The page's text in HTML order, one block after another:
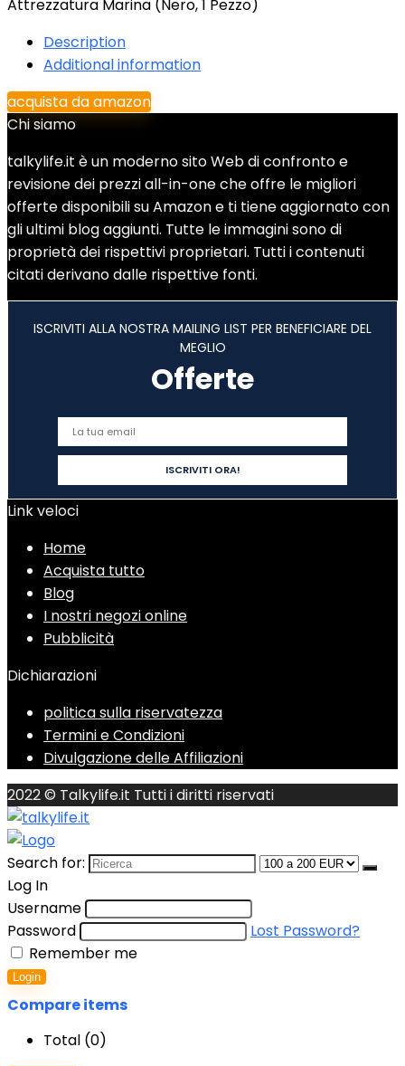
Attrezzatura Marina (Nero, 1 Pezzo)
Description
Additional information
acquista da amazon
Chi siamo
talkylife.it è un moderno sito Web di confronto e
revisione dei prezzi all-in-one che offre le migliori
offerte disponibili su Amazon e ti tiene aggiornato con
gli ultimi blog aggiunti. Tutte le immagini sono di
proprietà dei rispettivi proprietari. Tutti i contenuti
citati derivano dalle rispettive fonti.
ISCRIVITI ALLA NOSTRA MAILING LIST PER BENEFICIARE DEL
MEGLIO
Offerte
Link veloci
Home
Acquista tutto
Blog
I nostri negozi online
Pubblicità
Dichiarazioni
politica sulla riservatezza
Termini e Condizioni
Divulgazione delle Affiliazioni
2022 © Talkylife.it Tutti i diritti riservati
Search for:
Log In
Username
Password
Lost Password?
Remember me
Login
Compare items
Total (0)